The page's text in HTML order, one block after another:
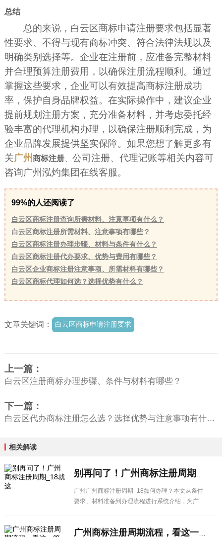
总结
总的来说，白云区商标申请注册要求包括显著
性要求、不得与现有商标冲突、符合法律法规以及
明确类别选择等。企业在注册前，应准备完整材料
并合理预算注册费用，以确保注册流程顺利。通过
掌握这些要求，企业可以有效提高商标注册成功
率，保护自身品牌权益。在实际操作中，建议企业
提前规划注册方案，充分准备材料，并考虑委托经
验丰富的代理机构办理，以确保注册顺利完成，为
企业品牌发展提供坚实保障。如果您想了解更多有
关广州 商标注册、 公司注册、代理记账等相关内容可
咨询广州泓灼集团在线客服。
99%的人还阅读了
白云区商标注册查询所需材料、注意事项有什么？
白云区商标注册所需材料、注意事项有哪些？
白云区商标注册办理步骤、材料与条件有什么？
白云区商标注册代办要求、优势与费用有哪些？
白云区企业商标注册注意事项、所需材料有哪些？
白云区商标代理如何选？选择优势有什么？
文章关键词： 白云区商标申请注册要求
上一篇：
白云区注册商标办理步骤、条件与材料有哪些？
下一篇：
白云区代办商标注册怎么选？选择优势与注意事项有什么？
相关解读
广州广州商标注册周期_18如何办理？本文从条件
要求、材料准备到办理流程进行系统介绍，为广州
广州商标注册周期流程，看这一篇就懂了